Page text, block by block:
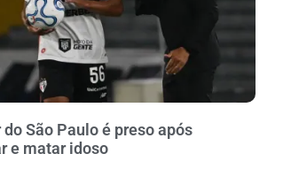
São Paulo é preso após
e matar idoso